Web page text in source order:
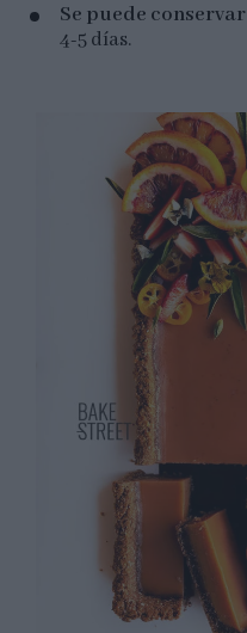
Se puede conservar
4-5 días.